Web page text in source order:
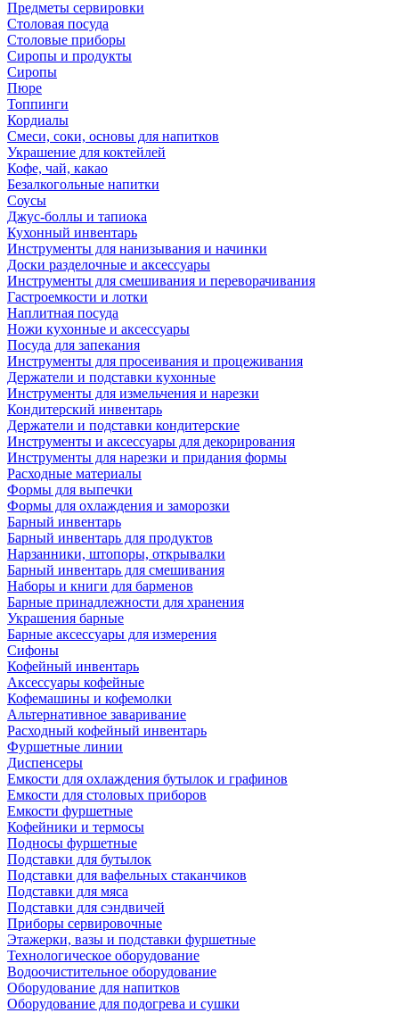
Предметы сервировки
Столовая посуда
Столовые приборы
Сиропы и продукты
Сиропы
Пюре
Топпинги
Кордиалы
Смеси, соки, основы для напитков
Украшение для коктейлей
Кофе, чай, какао
Безалкогольные напитки
Соусы
Джус-боллы и тапиока
Кухонный инвентарь
Инструменты для нанизывания и начинки
Доски разделочные и аксессуары
Инструменты для смешивания и переворачивания
Гастроемкости и лотки
Наплитная посуда
Ножи кухонные и аксессуары
Посуда для запекания
Инструменты для просеивания и процеживания
Держатели и подставки кухонные
Инструменты для измельчения и нарезки
Кондитерский инвентарь
Держатели и подставки кондитерские
Инструменты и аксессуары для декорирования
Инструменты для нарезки и придания формы
Расходные материалы
Формы для выпечки
Формы для охлаждения и заморозки
Барный инвентарь
Барный инвентарь для продуктов
Нарзанники, штопоры, открывалки
Барный инвентарь для смешивания
Наборы и книги для барменов
Барные принадлежности для хранения
Украшения барные
Барные аксессуары для измерения
Сифоны
Кофейный инвентарь
Аксессуары кофейные
Кофемашины и кофемолки
Альтернативное заваривание
Расходный кофейный инвентарь
Фуршетные линии
Диспенсеры
Емкости для охлаждения бутылок и графинов
Емкости для столовых приборов
Емкости фуршетные
Кофейники и термосы
Подносы фуршетные
Подставки для бутылок
Подставки для вафельных стаканчиков
Подставки для мяса
Подставки для сэндвичей
Приборы сервировочные
Этажерки, вазы и подставки фуршетные
Технологическое оборудование
Водоочистительное оборудование
Оборудование для напитков
Оборудование для подогрева и сушки